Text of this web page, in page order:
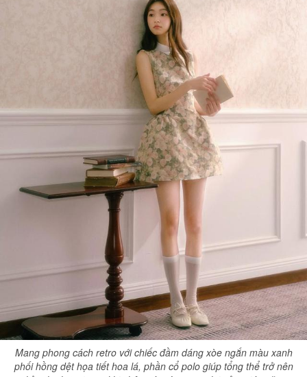
Mang phong cách retro với chiếc đầm dáng xòe ngắn màu xanh
phối hồng dệt họa tiết hoa lá, phần cổ polo giúp tổng thể trở nên